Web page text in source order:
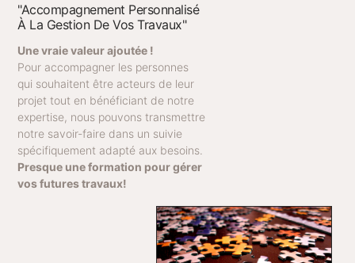
"accompagnement Personnalisé
À La Gestion De Vos Travaux"
Une vraie valeur ajoutée !
Pour accompagner les personnes
qui souhaitent être acteurs de leur
projet tout en bénéficiant de notre
expertise, nous pouvons transmettre
notre savoir-faire dans un suivie
spécifiquement adapté aux besoins.
Presque une formation pour gérer
vos futures travaux!